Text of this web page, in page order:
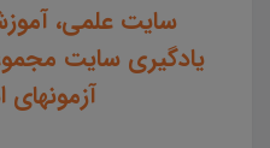
سایت علمی،
یادگیری سایت